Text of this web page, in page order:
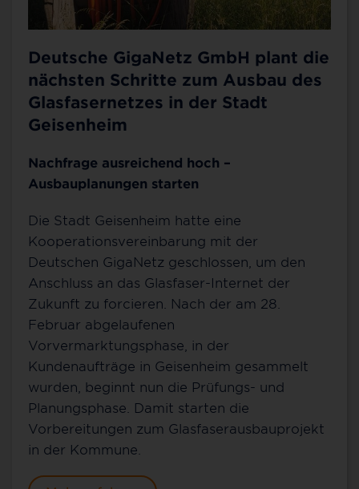
Deutsche GigaNetz GmbH plant die
nächsten Schritte zum Ausbau des
Glasfasernetzes in der Stadt
Geisenheim
Nachfrage ausreichend hoch –
Ausbauplanungen starten
Die Stadt Geisenheim hatte eine
Kooperationsvereinbarung mit der
Deutschen GigaNetz geschlossen, um den
Anschluss an das Glasfaser-Internet der
Zukunft zu forcieren. Nach der am 28.
Februar abgelaufenen
Vorvermarktungsphase, in der
Kundenaufträge in Geisenheim gesammelt
wurden, beginnt nun die Prüfungs- und
Planungsphase. Damit starten die
Vorbereitungen zum Glasfaserausbauprojekt
in der Kommune.